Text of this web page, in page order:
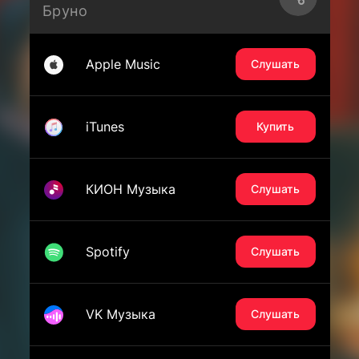
Бруно
Apple Music Слушать
iTunes Купить
КИОН Музыка Слушать
Spotify Слушать
VK Музыка Слушать